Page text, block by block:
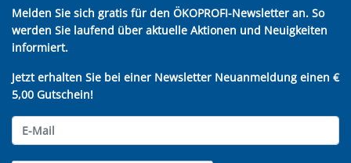
Melden Sie sich gratis für den ÖKOPROFI-Newsletter an. So
werden Sie laufend über aktuelle Aktionen und Neuigkeiten
informiert.
Jetzt erhalten Sie bei einer Newsletter Neuanmeldung einen €
5,00 Gutschein!